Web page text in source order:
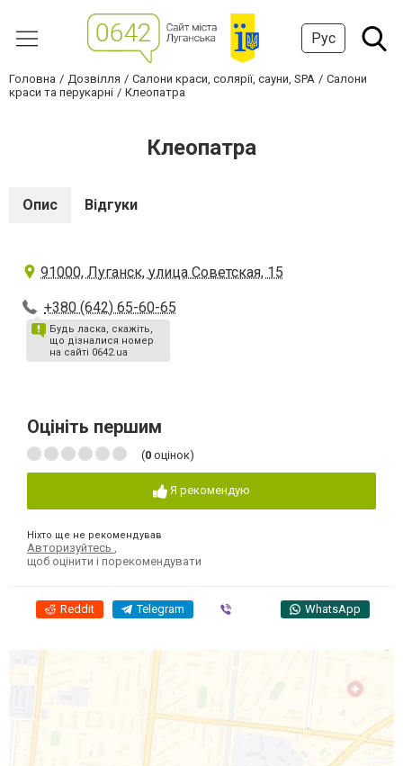
Рус
Головна Дозвілля Салони краси, солярії, сауни, SPA
Салони
краси та перукарні
Клеопатра
Клеопатра
Опис Відгуки
91000, Луганск, улица Советская, 15
+380 (642) 65-60-65
Будь ласка, скажіть,
що дізналися номер
на сайті 0642.ua
Оцініть першим
(0 оцінок)
Я рекомендую
Ніхто ще не рекомендував
Авторизуйтесь
щоб оцінити і порекомендувати
Reddit Telegram WhatsApp